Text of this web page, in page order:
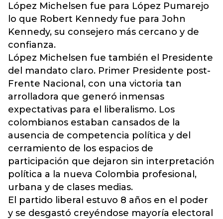
López Michelsen fue para López Pumarejo
lo que Robert Kennedy fue para John
Kennedy, su consejero más cercano y de
confianza.
López Michelsen fue también el Presidente
del mandato claro. Primer Presidente post-
Frente Nacional, con una victoria tan
arrolladora que generó inmensas
expectativas para el liberalismo. Los
colombianos estaban cansados de la
ausencia de competencia política y del
cerramiento de los espacios de
participación que dejaron sin interpretación
política a la nueva Colombia profesional,
urbana y de clases medias.
El partido liberal estuvo 8 años en el poder
y se desgastó creyéndose mayoría electoral